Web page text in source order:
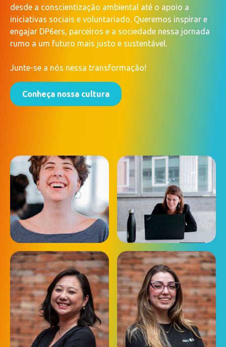
desde a conscientização ambiental até o apoio a
iniciativas sociais e voluntariado. Queremos inspirar e
engajar DP6ers, parceiros e a sociedade nessa jornada
rumo a um futuro mais justo e sustentável.
Junte-se a nós nessa transformação!
Conheça nossa cultura